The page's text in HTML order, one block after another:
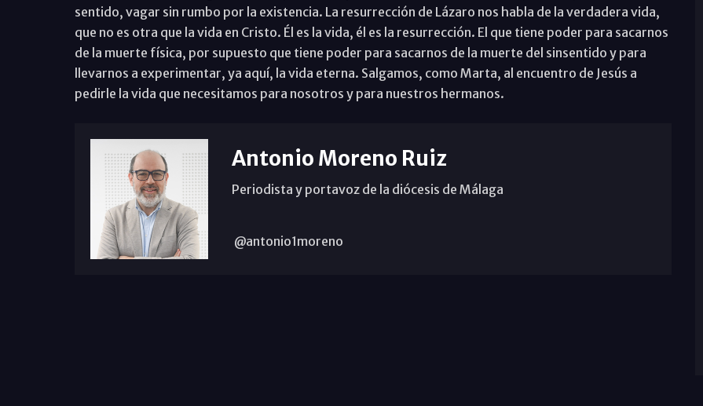
sentido, vagar sin rumbo por la existencia. La resurrección de Lázaro nos habla de la verdadera vida,
que no es otra que la vida en Cristo. Él es la vida, él es la resurrección. El que tiene poder para sacarnos
de la muerte física, por supuesto que tiene poder para sacarnos de la muerte del sinsentido y para
llevarnos a experimentar, ya aquí, la vida eterna. Salgamos, como Marta, al encuentro de Jesús a
pedirle la vida que necesitamos para nosotros y para nuestros hermanos.
Antonio Moreno Ruiz
Periodista y portavoz de la diócesis de Málaga
@antonio1moreno